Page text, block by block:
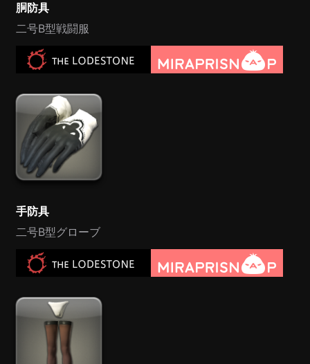
胴防具
二号B型戦闘服
手防具
二号B型グローブ